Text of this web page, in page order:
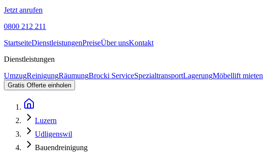
Jetzt anrufen
0800 212 211
StartseiteDienstleistungenPreiseÜber unsKontakt
Dienstleistungen
UmzugReinigungRäumungBrocki ServiceSpezialtransportLagerungMöbellift mieten
Gratis Offerte einholen
Luzern
Udligenswil
Bauendreinigung